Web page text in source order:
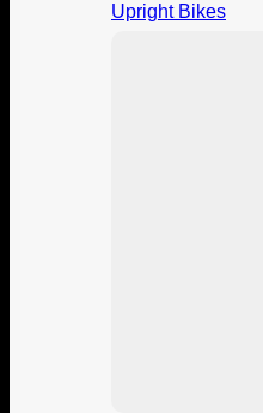
Upright Bikes